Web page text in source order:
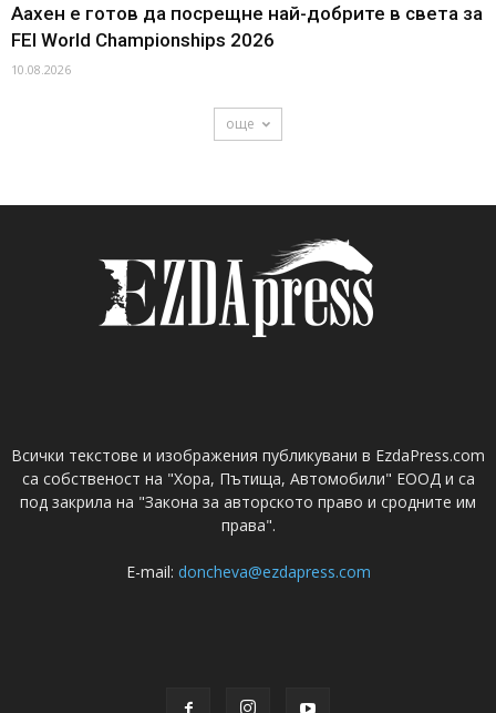
Аахен е готов да посрещне най-добрите в света за
FEI World Championships 2026
10.08.2026
още
Всички текстове и изображения публикувани в EzdaPress.com
са собственост на "Хора, Пътища, Автомобили" ЕООД и са
под закрила на "Закона за авторското право и сродните им
права".
E-mail: doncheva@ezdapress.com